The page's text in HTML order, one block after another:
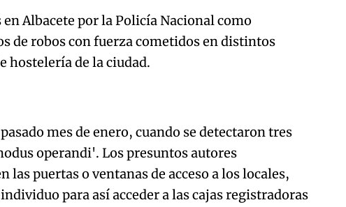
Albacete por la Policía Nacional como
de robos con fuerza cometidos en distintos
hostelería de la ciudad.
mes de enero, cuando se detectaron tres
operandi'. Los presuntos autores
puertas o ventanas de acceso a los locales,
para así acceder a las cajas registradoras